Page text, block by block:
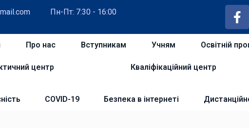
Пн-Пт: 7:30 - 16:00
Про нас Вступникам Учням Освітній
центр Кваліфікаційний центр
COVID-19 Безпека в інтернеті